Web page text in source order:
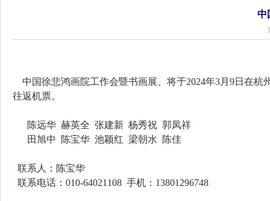
中
中国徐悲鸿画院工作会暨书画展、将于2024年3月9日在杭
往返机票。
陈远华 赫英全 张建新 杨秀祝 郭凤祥
田旭中 陈宝华 池颖红 梁朝水 陈佳
联系人：陈宝华
联系电话：010-64021108 手机：13801296748